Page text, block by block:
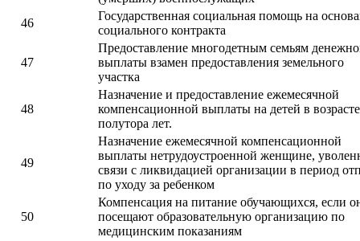
46
Государственная социальная помощь на
социального контракта
47
Предоставление многодетным семьям
выплаты взамен предоставления земельного
участка
48
Назначение и предоставление ежемесячной
компенсационной выплаты на детей в
полутора лет.
49
Назначение ежемесячной компенсационной
выплаты нетрудоустроенной женщине,
связи с ликвидацией организации в период
по уходу за ребенком
50
Компенсация на питание обучающихся, если
посещают образовательную организацию по
медицинским показаниям